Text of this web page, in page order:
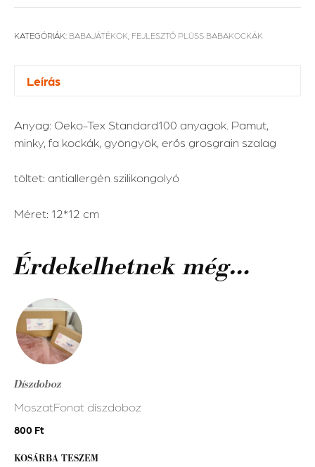
babakocka
lányos
KATEGÓRIÁK: BABAJÁTÉKOK FEJLESZTŐ PLÜSS BABAKOCKÁK
Leírás
Anyag: Oeko-Tex Standard100 anyagok. Pamut,
minky, fa kockák, gyöngyök, erős grosgrain szalag
töltet: antiallergén szilikongolyó
Méret: 12*12 cm
Érdekelhetnek még…
Díszdoboz
MoszatFonat díszdoboz
800 Ft
KOSÁRBA TESZEM